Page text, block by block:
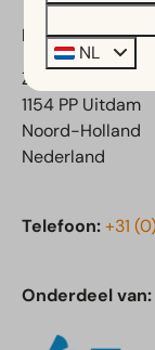
EuroParcs
Zeedijk 2
1154 PP Uitdam
Noord-Holland
Nederland
Telefoon:+31
Onderdeel van:
NL